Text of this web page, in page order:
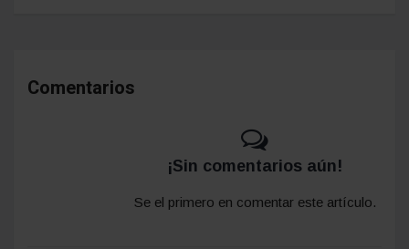
Comentarios
¡Sin comentarios aún!
Se el primero en comentar este artículo.